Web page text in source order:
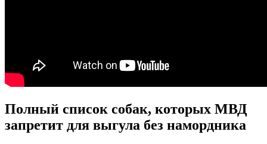
Полный список собак, которых МВД
запретит для выгула без намордника